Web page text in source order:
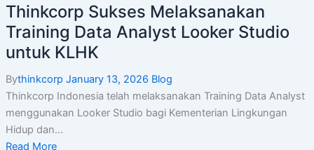
Thinkcorp Sukses Melaksanakan
Training Data Analyst Looker Studio
untuk KLHK
Bythinkcorp January 13, 2026 Blog
Thinkcorp Indonesia telah melaksanakan Training Data Analyst
menggunakan Looker Studio bagi Kementerian Lingkungan
Hidup dan...
Read More